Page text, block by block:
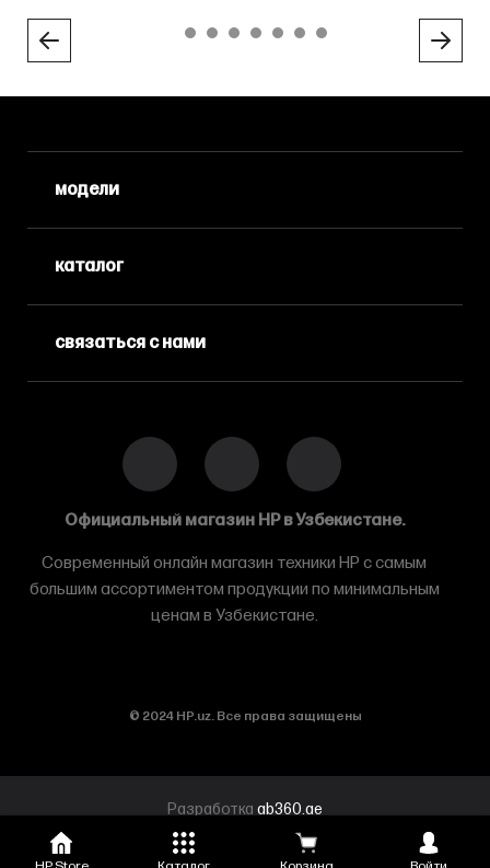
модели
каталог
связаться с нами
Официальный магазин HP в Узбекистане.
Современный онлайн магазин техники HP с самым
большим ассортиментом продукции по минимальным
ценам в Узбекистане.
© 2024 HP.uz. Все права защищены
Разработка ab360.ae